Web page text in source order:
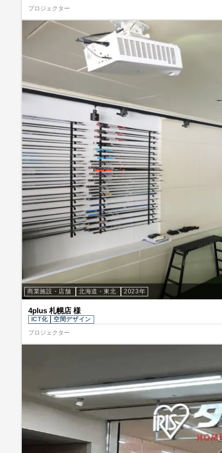
プロジェクター
商業施設・店舗 北海道・東北 2023年
4plus 札幌店 様
ICT化
空間デザイン
プロジェクター